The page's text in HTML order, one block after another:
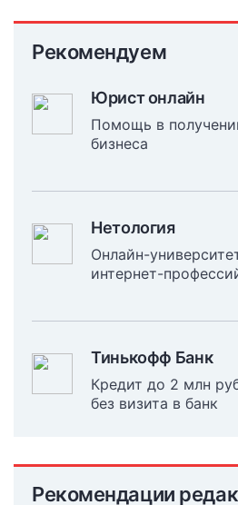
Рекомендуем
Юрист онлайн
Помощь в
бизнеса
Нетология
Онлайн-
интернет-
Тинькофф Банк
Кредит до 2 млн
без визита в банк
Рекомендации